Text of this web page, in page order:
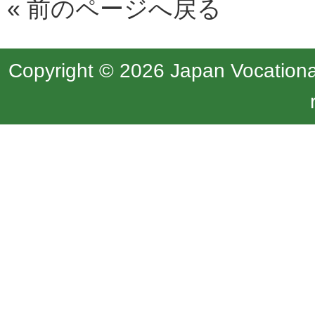
« 前のページへ戻る
Copyright © 2026 Japan